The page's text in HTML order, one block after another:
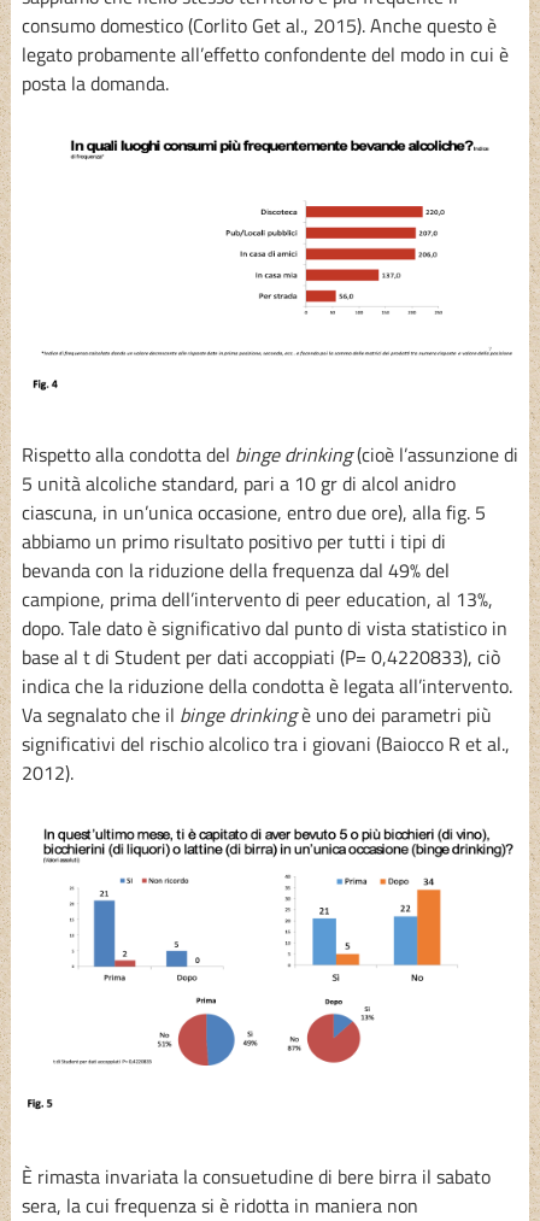
consumo domestico (Corlito Get al., 2015). Anche questo è
legato probamente all’effetto confondente del modo in cui è
posta la domanda.
Rispetto alla condotta del binge drinking(cioè l’assunzione di
5 unità alcoliche standard, pari a 10 gr di alcol anidro
ciascuna, in un’unica occasione, entro due ore), alla fig. 5
abbiamo un primo risultato positivo per tutti i tipi di
bevanda con la riduzione della frequenza dal 49% del
campione, prima dell’intervento di peer education, al 13%,
dopo. Tale dato è significativo dal punto di vista statistico in
base al t di Student per dati accoppiati (P= 0,4220833), ciò
indica che la riduzione della condotta è legata all’intervento.
Va segnalato che il binge drinkingè uno dei parametri più
significativi del rischio alcolico tra i giovani (Baiocco R et al.,
2012).
È rimasta invariata la consuetudine di bere birra il sabato
sera, la cui frequenza si è ridotta in maniera non